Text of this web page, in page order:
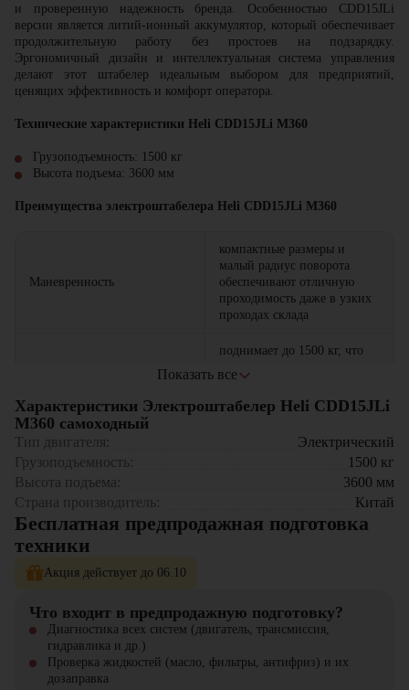
и проверенную надежность бренда. Особенностью CDD15JLi
версии является литий-ионный аккумулятор, который обеспечивает
продолжительную работу без простоев на подзарядку.
Эргономичный дизайн и интеллектуальная система управления
делают этот штабелер идеальным выбором для предприятий,
ценящих эффективность и комфорт оператора.
Технические характеристики Heli CDD15JLi M360
Грузоподъемность: 1500 кг
Высота подъема: 3600 мм
Преимущества электроштабелера Heli CDD15JLi M360
Маневренность
компактные размеры и
малый радиус поворота
обеспечивают отличную
проходимость даже в узких
проходах склада
поднимает до 1500 кг, что
выполнения большинства
складских задач
Экономичность
литий-ионные аккумуляторы
позволяют снизить затраты
обслуживание по сравнению
аккумуляторами
антиоткатной системой для
безопасной работы
подходит для различных
Где применяется Heli CDD15JLi M360?
Крупные логистические центры - для круглосуточной работы
Склады розничных сетей - интенсивная обработка
товаропотоков
Производственные предприятия - работа с тяжелыми грузами
Холодильные склады - стабильная работа при низких
температурах
Фармацевтические комплексы - соответствие строгим
Аэропорты и транспортные терминалы - надежность в условиях
жесткого графика
Почему стоит выбрать Heli CDD15JLi M360?
Инновации - передовая литий-ионная технология питания
Показать все
Характеристики Электроштабелер Heli CDD15JLi
M360 самоxодный
Тип двигателя:
Электрический
Грузоподъемность:
1500 кг
Высота подъема:
3600 мм
Страна производитель:
Китай
Бесплатная предпродажная подготовка
техники
Акция действует до 06.10
Что входит в предпродажную подготовку?
Диагностика всех систем (двигатель, трансмиссия,
гидравлика и др.)
Проверка жидкостей (масло, фильтры, антифриз) и их
дозаправка